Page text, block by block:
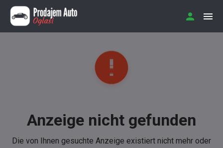
Anzeige nicht gefunden
Die von Ihnen gesuchte Anzeige existiert nicht mehr oder